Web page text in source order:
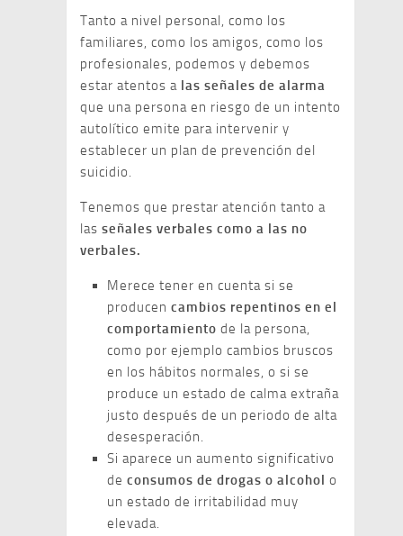
Tanto a nivel personal, como los
familiares, como los amigos, como los
profesionales, podemos y debemos
estar atentos a las señales de alarma
que una persona en riesgo de un intento
autolítico emite para intervenir y
establecer un plan de prevención del
suicidio.
Tenemos que prestar atención tanto a
las señales verbales como a las no
verbales.
Merece tener en cuenta si se
producen cambios repentinos en el
comportamiento de la persona,
como por ejemplo cambios bruscos
en los hábitos normales, o si se
produce un estado de calma extraña
justo después de un periodo de alta
desesperación.
Si aparece un aumento significativo
de consumos de drogas o alcohol o
un estado de irritabilidad muy
elevada.